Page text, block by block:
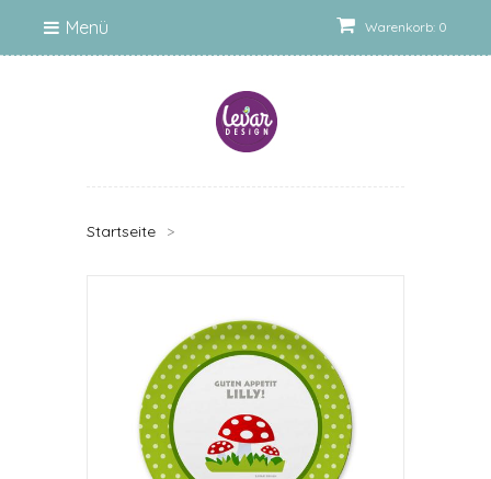
Warenkorb: 0
Menü
Startseite >